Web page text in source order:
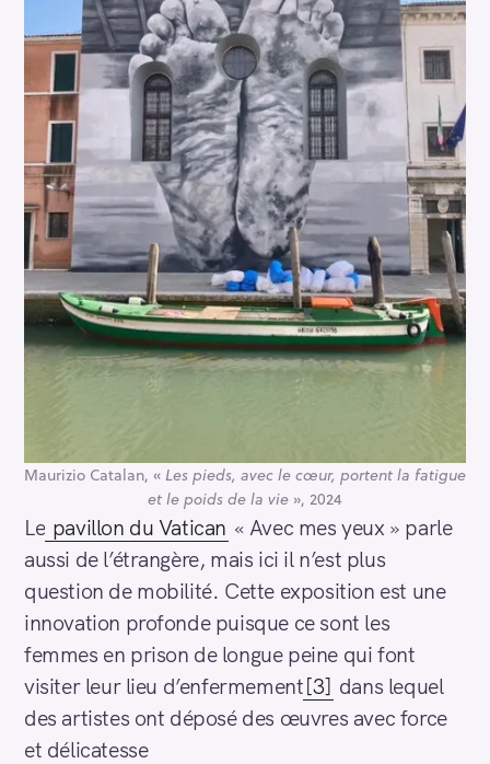
Maurizio Catalan, «Les pieds, avec le cœur, portent la fatigue
et le poids de la vie », 2024
Le pavillon du Vatican « Avec mes yeux » parle
aussi de l’étrangère, mais ici il n’est plus
question de mobilité. Cette exposition est une
innovation profonde puisque ce sont les
femmes en prison de longue peine qui font
visiter leur lieu d’enfermement[3] dans lequel
des artistes ont déposé des œuvres avec force
et délicatesse